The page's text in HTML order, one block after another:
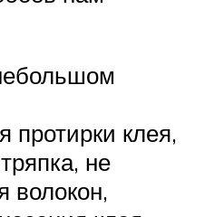
протирки клея,
не
волокон,